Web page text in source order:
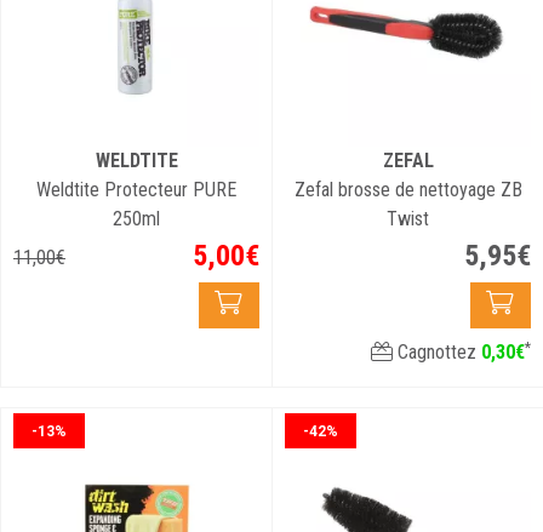
WELDTITE
Weldtite Protecteur PURE
250ml
11,00€ 5,00€
ZEFAL
Zefal brosse de nettoyage ZB
Twist
5,95€
Cagnottez 0,30€*
-13% -42%